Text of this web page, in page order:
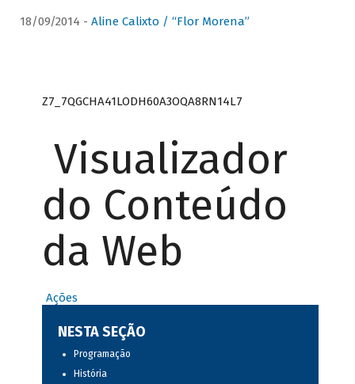
18/09/2014 - Aline Calixto / “Flor Morena”
Z7_7QGCHA41LODH60A3OQA8RN14L7
Visualizador
do Conteúdo
da Web
Ações
NESTA SEÇÃO
Programação
História